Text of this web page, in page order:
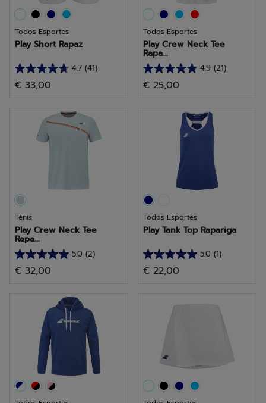
Todos Esportes
Play Short Rapaz
4.7 (41)
4.7
em
estrelas.
€ 33,00
Todos Esportes
Play Crew Neck Tee
Rapa...
4.9 (21)
4.9
em
€ 25,00
Ténis
Play Crew Neck Tee
Rapa...
5.0 (2)
5.0
em
estrelas.
análises
€ 32,00
Todos Esportes
Play Tank Top Rapariga
5.0 (1)
5.0
em
estrelas.
análise
€ 22,00